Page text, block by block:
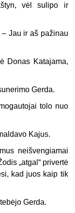
vėl sulipo ir
Jau ir aš pažinau
Donas Katajama,
Gerda.
tolo nuo
Kajus.
neišvengiamai
„atgal“ privertė
kad juos kaip tik
Gerda.